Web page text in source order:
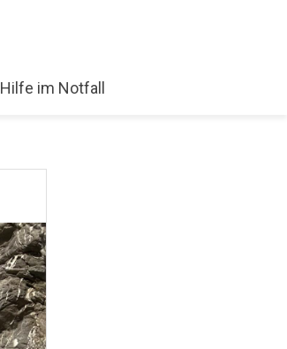
Hilfe im Notfall